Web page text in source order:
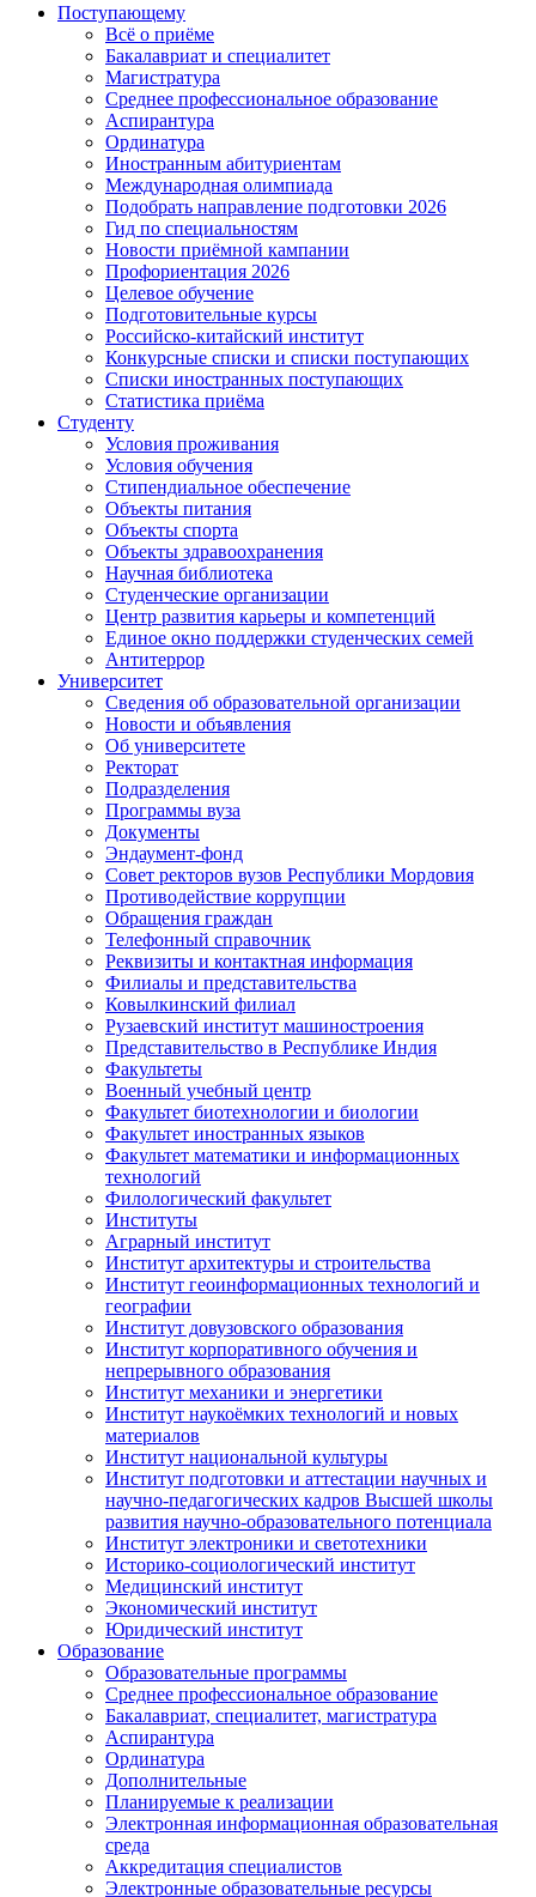
Поступающему
Всё о приёме
Бакалавриат и специалитет
Магистратура
Среднее профессиональное образование
Аспирантура
Ординатура
Иностранным абитуриентам
Международная олимпиада
Подобрать направление подготовки 2026
Гид по специальностям
Новости приёмной кампании
Профориентация 2026
Целевое обучение
Подготовительные курсы
Российско-китайский институт
Конкурсные списки и списки поступающих
Списки иностранных поступающих
Статистика приёма
Студенту
Условия проживания
Условия обучения
Стипендиальное обеспечение
Объекты питания
Объекты спорта
Объекты здравоохранения
Научная библиотека
Студенческие организации
Центр развития карьеры и компетенций
Единое окно поддержки студенческих семей
Антитеррор
Университет
Сведения об образовательной организации
Новости и объявления
Об университете
Ректорат
Подразделения
Программы вуза
Документы
Эндаумент-фонд
Совет ректоров вузов Республики Мордовия
Противодействие коррупции
Обращения граждан
Телефонный справочник
Реквизиты и контактная информация
Филиалы и представительства
Ковылкинский филиал
Рузаевский институт машиностроения
Представительство в Республике Индия
Факультеты
Военный учебный центр
Факультет биотехнологии и биологии
Факультет иностранных языков
Факультет математики и информационных
технологий
Филологический факультет
Институты
Аграрный институт
Институт архитектуры и строительства
Институт геоинформационных технологий и
географии
Институт довузовского образования
Институт корпоративного обучения и
непрерывного образования
Институт механики и энергетики
Институт наукоёмких технологий и новых
материалов
Институт национальной культуры
Институт подготовки и аттестации научных и
научно-педагогических кадров Высшей школы
развития научно-образовательного потенциала
Институт электроники и светотехники
Историко-социологический институт
Медицинский институт
Экономический институт
Юридический институт
Образование
Образовательные программы
Среднее профессиональное образование
Бакалавриат, специалитет, магистратура
Аспирантура
Ординатура
Дополнительные
Планируемые к реализации
Электронная информационная образовательная
среда
Аккредитация специалистов
Электронные образовательные ресурсы